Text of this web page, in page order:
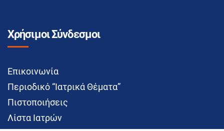
Χρήσιμοι Σύνδεσμοι
Επικοινωνία
Περιοδικό “Ιατρικά Θέματα”
Πιστοποιήσεις
Λίστα Ιατρών